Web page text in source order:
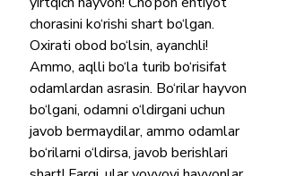
chorasini ko‘rishi shart bo‘lgan.
Oxirati obod bo‘lsin, ayanchli!
Ammo, aqlli bo‘la turib bo‘risifat
odamlardan asrasin. Bo‘rilar hayvon
bo‘lgani, odamni o‘ldirgani uchun
javob bermaydilar, ammo odamlar
bo‘rilarni o‘ldirsa, javob berishlari